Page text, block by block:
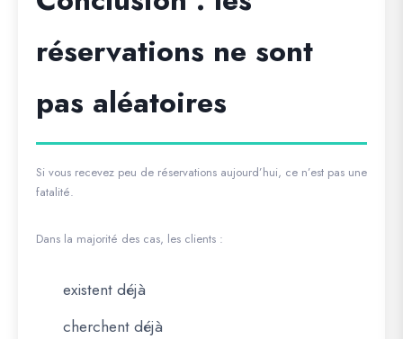
réservations ne sont
pas aléatoires
Si vous recevez peu de réservations aujourd’hui, ce n’est pas une
fatalité.
Dans la majorité des cas, les clients :
existent déjà
cherchent déjà